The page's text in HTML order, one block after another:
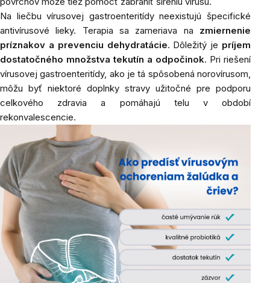
Na liečbu vírusovej gastroenteritídy neexistujú špecifické
antivírusové lieky. Terapia sa zameriava na zmiernenie
príznakov a prevenciu dehydratácie. Dôležitý je príjem
dostatočného množstva tekutín a odpočinok. Pri riešení
vírusovej gastroenteritídy, ako je tá spôsobená norovírusom,
môžu byť niektoré doplnky stravy užitočné pre podporu
celkového zdravia a pomáhajú telu v období
rekonvalescencie.